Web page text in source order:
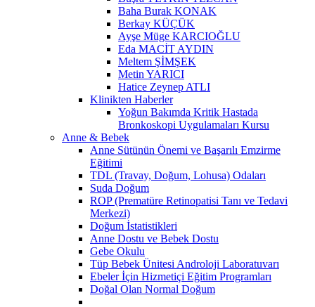
Baha Burak KONAK
Berkay KÜÇÜK
Ayşe Müge KARCIOĞLU
Eda MACİT AYDIN
Meltem ŞİMŞEK
Metin YARICI
Hatice Zeynep ATLI
Klinikten Haberler
Yoğun Bakımda Kritik Hastada
Bronkoskopi Uygulamaları Kursu
Anne & Bebek
Anne Sütünün Önemi ve Başarılı Emzirme
Eğitimi
TDL (Travay, Doğum, Lohusa) Odaları
Suda Doğum
ROP (Prematüre Retinopatisi Tanı ve Tedavi
Merkezi)
Doğum İstatistikleri
Anne Dostu ve Bebek Dostu
Gebe Okulu
Tüp Bebek Ünitesi Androloji Laboratuvarı
Ebeler İçin Hizmetiçi Eğitim Programları
Doğal Olan Normal Doğum